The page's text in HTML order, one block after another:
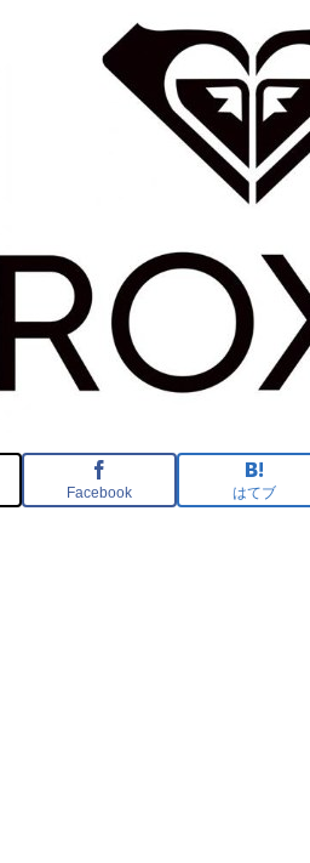
Facebook はてブ